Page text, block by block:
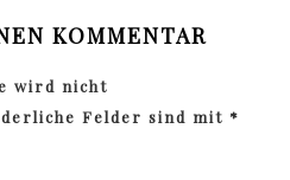
KOMMENTAR
wird nicht
Felder sind mit *